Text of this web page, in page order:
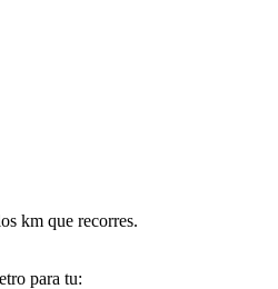
km que recorres.
para tu: